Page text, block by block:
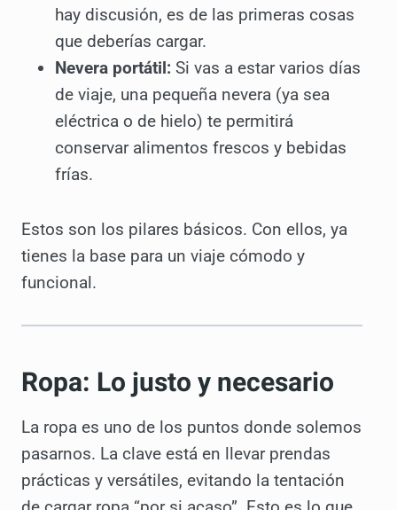
hay discusión, es de las primeras cosas
que deberías cargar.
Nevera portátil: Si vas a estar varios días
de viaje, una pequeña nevera (ya sea
eléctrica o de hielo) te permitirá
conservar alimentos frescos y bebidas
frías.
Estos son los pilares básicos. Con ellos, ya
tienes la base para un viaje cómodo y
funcional.
Ropa: Lo justo y necesario
La ropa es uno de los puntos donde solemos
pasarnos. La clave está en llevar prendas
prácticas y versátiles, evitando la tentación